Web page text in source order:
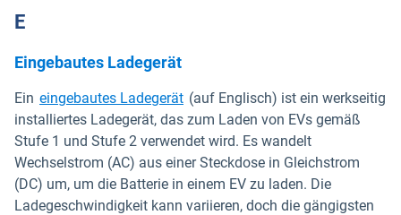
E
Eingebautes Ladegerät
Ein eingebautes LadegerätIn neuem Fenster öffnen
(auf Englisch) ist ein werkseitig
installiertes Ladegerät, das zum Laden von EVs gemäß
Stufe 1 und Stufe 2 verwendet wird. Es wandelt
Wechselstrom (AC) aus einer Steckdose in Gleichstrom
(DC) um, um die Batterie in einem EV zu laden. Die
Ladegeschwindigkeit kann variieren, doch die gängigsten